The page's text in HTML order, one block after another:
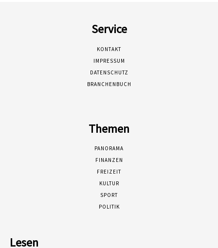
Service
KONTAKT
IMPRESSUM
DATENSCHUTZ
BRANCHENBUCH
Themen
PANORAMA
FINANZEN
FREIZEIT
KULTUR
SPORT
POLITIK
Lesen